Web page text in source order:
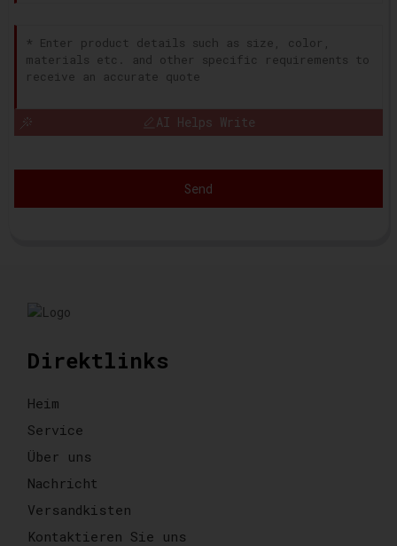
AI Helps Write
Send
Direktlinks
Heim
Service
Über uns
Nachricht
Versandkisten
Kontaktieren Sie uns